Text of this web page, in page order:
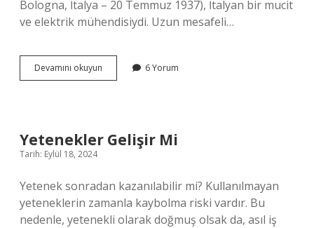
Bologna, İtalya – 20 Temmuz 1937), İtalyan bir mucit
ve elektrik mühendisiydi. Uzun mesafeli…
Devamını okuyun
Mesajlaşma
6 Yorum
Yetenekler Gelişir Mi
Tarih: Eylül 18, 2024
Yetenek sonradan kazanılabilir mi? Kullanılmayan
yeteneklerin zamanla kaybolma riski vardır. Bu
nedenle, yetenekli olarak doğmuş olsak da, asıl iş